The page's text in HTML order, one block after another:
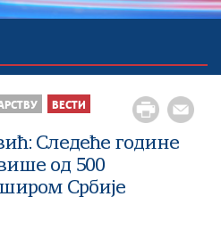
ВЕСТИ
Следеће године
од 500
Србије